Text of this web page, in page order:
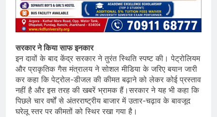
सरकार ने किया साफ इनकार
इन दावों के बाद केंद्र सरकार ने तुरंत स्थिति स्पष्ट की। पेट्रोलियम
और प्राकृतिक गैस मंत्रालय ने सोशल मीडिया के जरिए बयान जारी
कर कहा कि पेट्रोल-डीजल की कीमत बढ़ाने को लेकर कोई प्रस्ताव
नहीं है और इस तरह की खबरें भ्रामक हैं।सरकार ने यह भी कहा कि
पिछले चार वर्षों से अंतरराष्ट्रीय बाजार में उतार-चढ़ाव के बावजूद
घरेलू स्तर पर कीमतों को स्थिर रखा गया है।